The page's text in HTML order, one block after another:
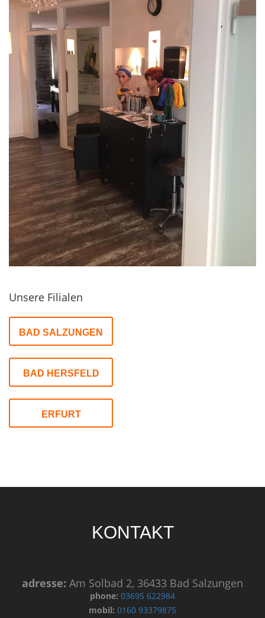
Unsere Filialen
BAD SALZUNGEN
BAD HERSFELD
ERFURT
KONTAKT
adresse: Am Solbad 2, 36433 Bad Salzungen
phone: 03695 622984
mobil: 0160 93379875